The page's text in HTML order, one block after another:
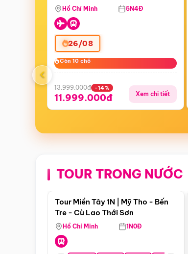
Tháp Namsan (Bay Sun Phuquoc
Airways)
Hồ Chí Minh 5N4Đ
26/08
Còn 10 chỗ
Còn 10 chỗ
13.999.000đ -14%
11.999.000đ Xem chi tiết
‹
TOUR TRONG NƯỚC
Điểm nổi bật
Tour Miền Tây 1N | Mỹ Tho - Bến
Tre - Cù Lao Thới Sơn
Hồ Chí Minh 1N0Đ